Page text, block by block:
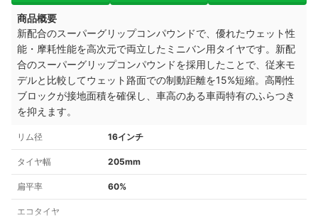
商品概要
新配合のスーパーグリップコンパウンドで、優れたウェット性
能・摩耗性能を高次元で両立したミニバン用タイヤです。新配
合のスーパーグリップコンパウンドを採用したことで、従来モ
デルと比較してウェット路面での制動距離を15%短縮。高剛性
ブロックが接地面積を確保し、車高のある車両特有のふらつき
を抑えます。
リム径 16インチ
タイヤ幅 205mm
扁平率 60%
エコタイヤ